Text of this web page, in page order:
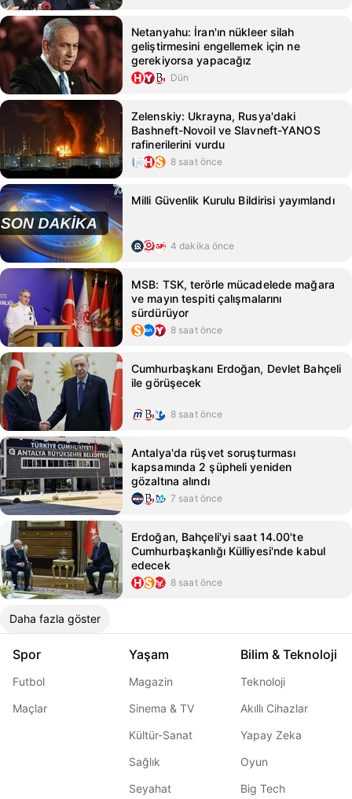
Netanyahu: İran'ın nükleer silah
geliştirmesini engellemek için ne
gerekiyorsa yapacağız
Dün
Zelenskiy: Ukrayna, Rusya'daki
Bashneft-Novoil ve Slavneft-YANOS
rafinerilerini vurdu
8 saat önce
Milli Güvenlik Kurulu Bildirisi yayımlandı
4 dakika önce
MSB: TSK, terörle mücadelede mağara
ve mayın tespiti çalışmalarını
sürdürüyor
8 saat önce
Cumhurbaşkanı Erdoğan, Devlet Bahçeli
ile görüşecek
8 saat önce
Antalya'da rüşvet soruşturması
kapsamında 2 şüpheli yeniden
gözaltına alındı
7 saat önce
Erdoğan, Bahçeli'yi saat 14.00'te
Cumhurbaşkanlığı Külliyesi'nde kabul
edecek
8 saat önce
Daha fazla göster
Spor
Futbol
Maçlar
Yaşam
Magazin
Sinema & TV
Kültür-Sanat
Sağlık
Seyahat
Bilim & Teknoloji
Teknoloji
Akıllı Cihazlar
Yapay Zeka
Oyun
Big Tech